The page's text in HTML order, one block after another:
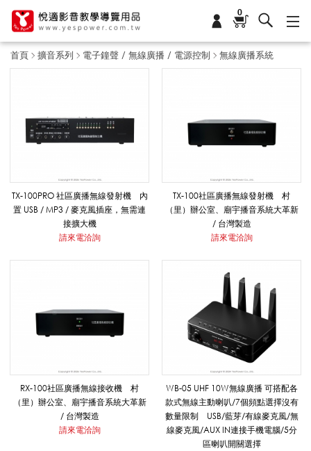
0
首頁 擴音系列 電子鐘聲 / 無線廣播 / 電源控制 無線廣播系統
線
廣
_
TX-100PRO 社區廣播無線發射機 內
置 USB / MP3 / 麥克風插座，無需連
接擴大機
請來電洽詢
TX-100社區廣播無線發射機 村
（里）辦公室、廟宇播音系統大革新
/ 台灣製造
請來電洽詢
RX-100社區廣播無線接收機 村
（里）辦公室、廟宇播音系統大革新
/ 台灣製造
請來電洽詢
WB-05 UHF 10W無線廣播 可搭配各
款式無線主動喇叭/7個頻點選擇沒有
數量限制 USB/藍芽/有線麥克風/無
線麥克風/AUX IN連接手機電腦/5分
區喇叭開關選擇